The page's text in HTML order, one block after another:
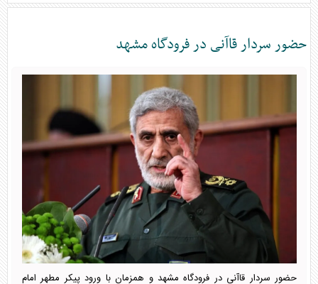
ها
حضور سردار قاآنی در فرودگاه مشهد
حضور سردار قاآنی در فرودگاه مشهد و همزمان با ورود پیکر مطهر امام